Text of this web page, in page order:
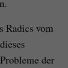
Radics vom
der